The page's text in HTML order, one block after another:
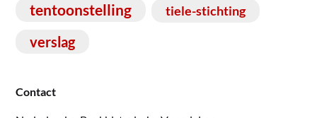
tentoonstelling tiele-stichting
verslag
Contact